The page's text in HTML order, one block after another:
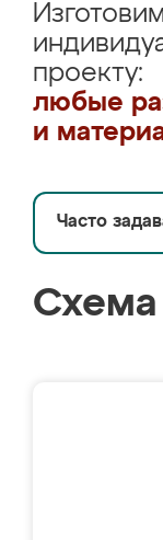
проекту:
любые
и
Часто